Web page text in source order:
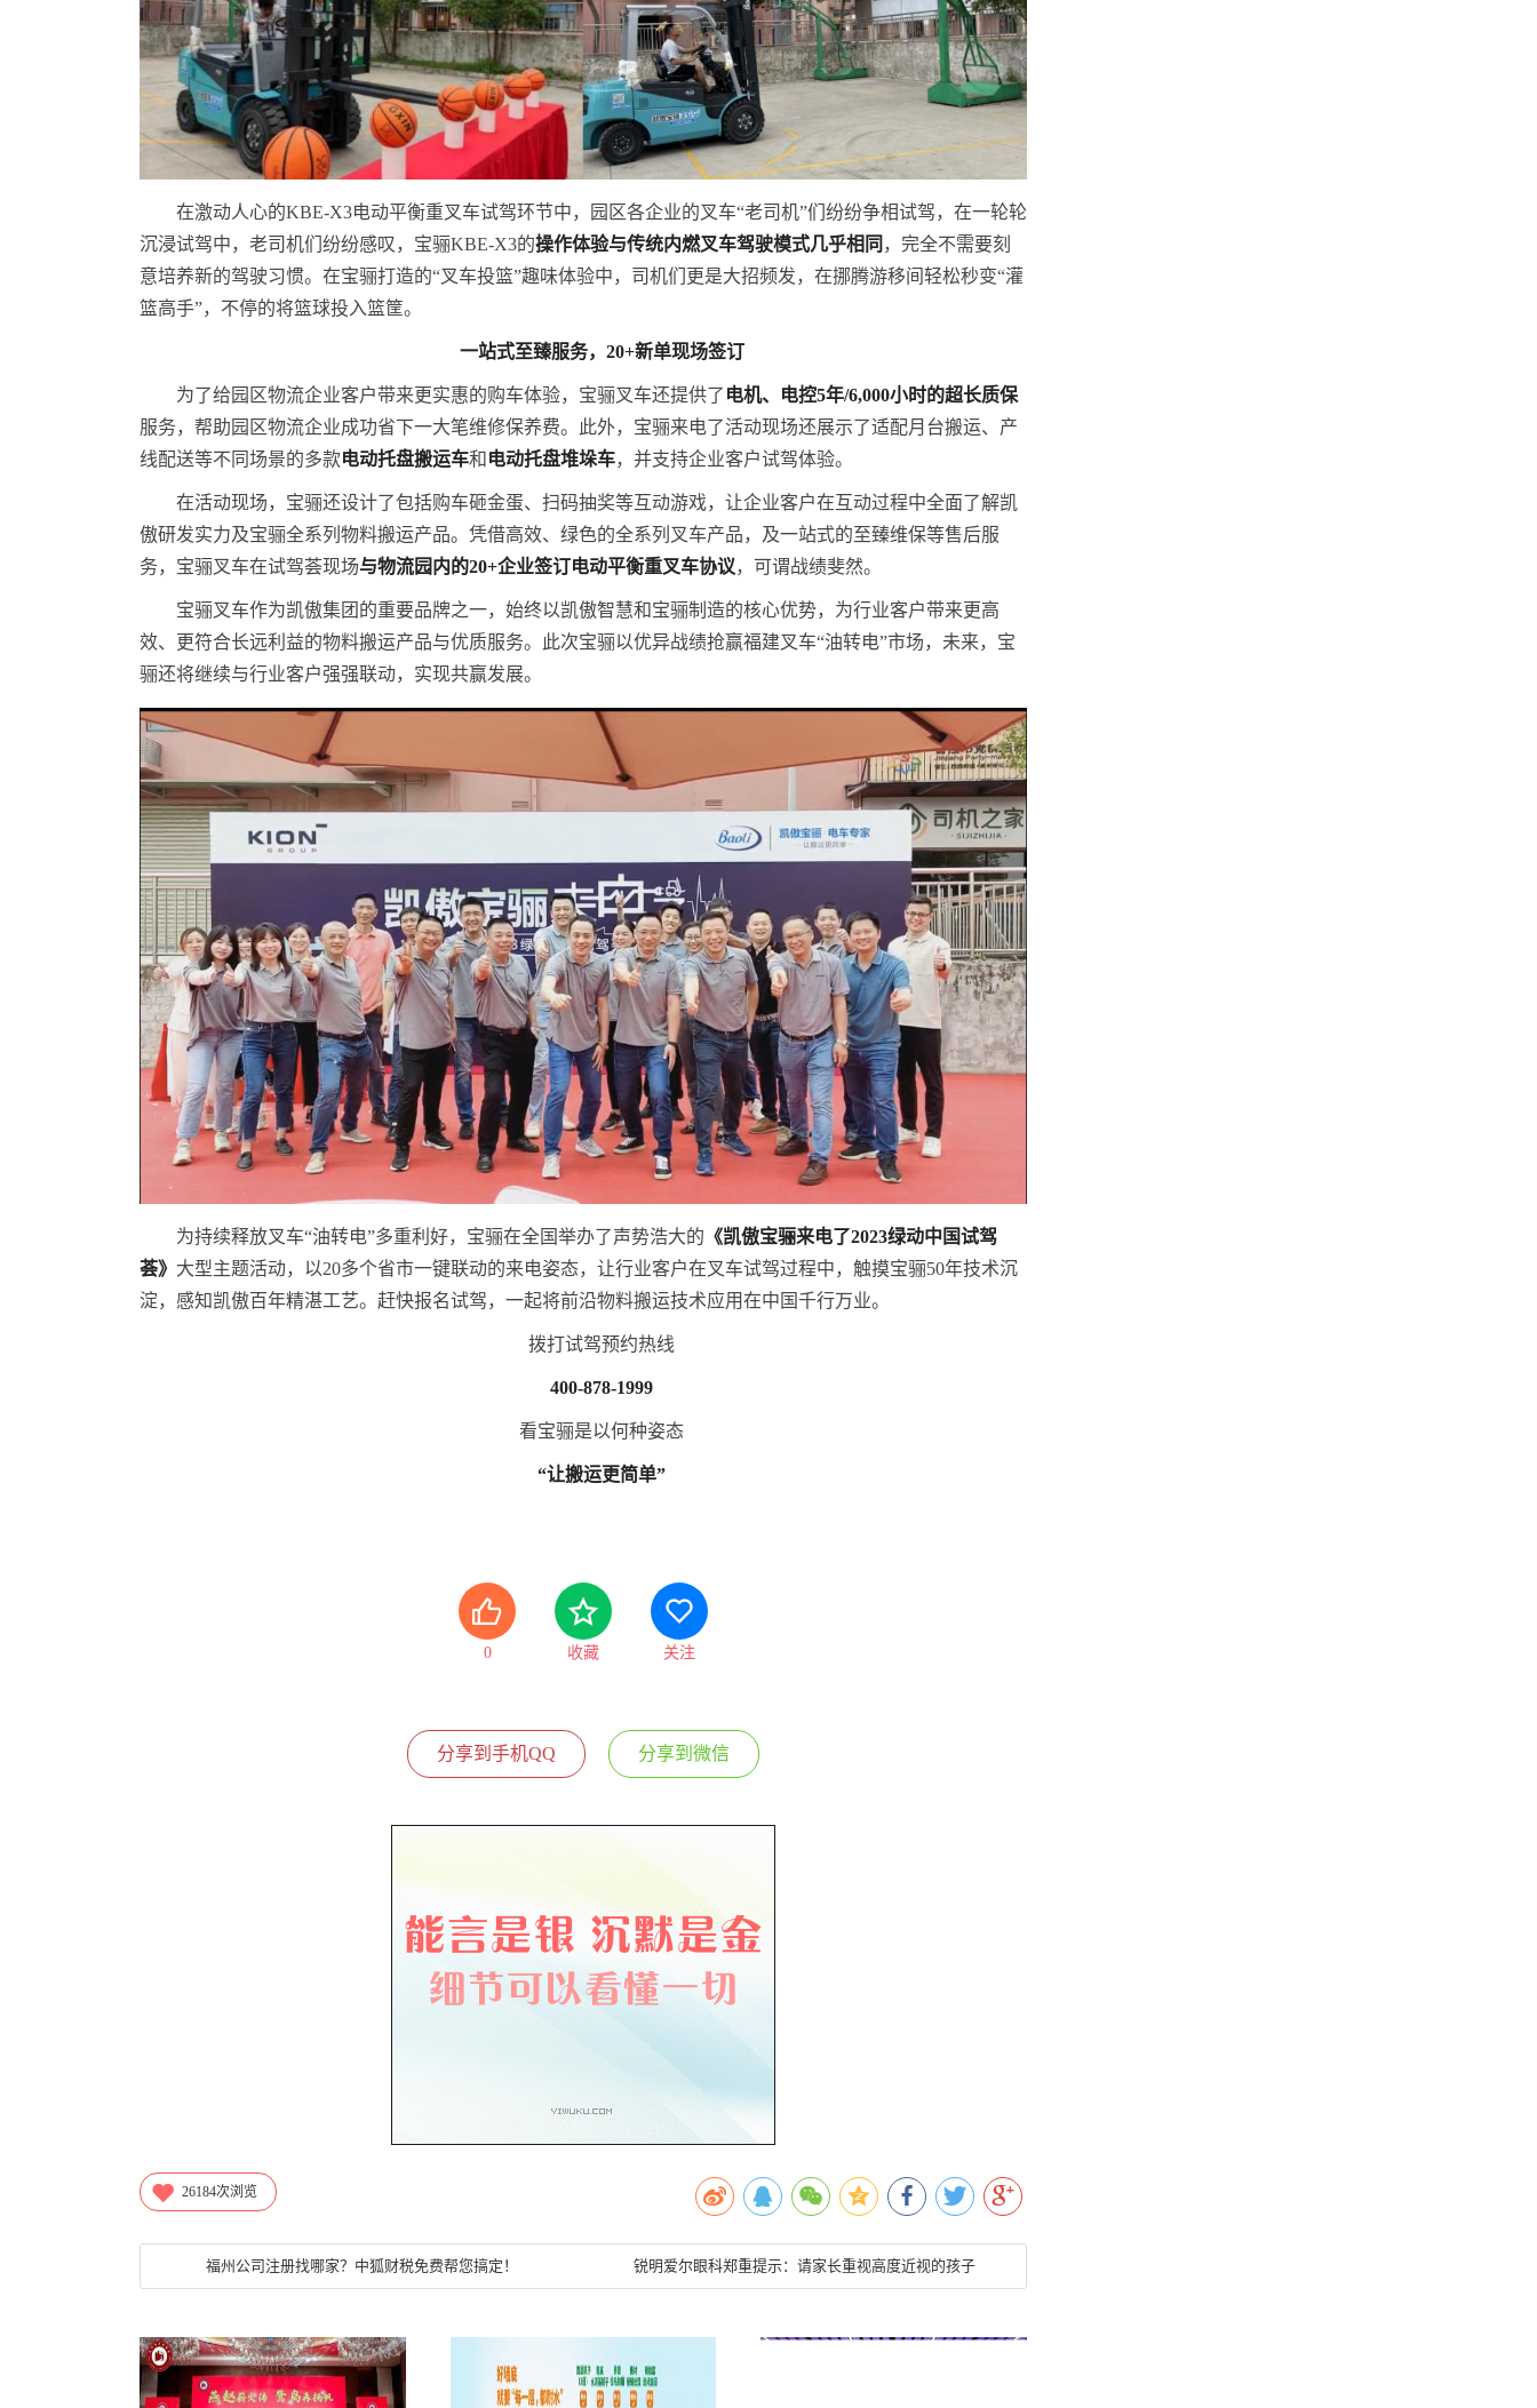
在激动人心的KBE-X3电动平衡重叉车试驾环节中，园区各企业的叉车“老司机”们纷纷争相试驾，在一轮轮
沉浸试驾中，老司机们纷纷感叹，宝骊KBE-X3的操作体验与传统内燃叉车驾驶模式几乎相同 ，完全不需要刻
意培养新的驾驶习惯。在宝骊打造的“叉车投篮”趣味体验中，司机们更是大招频发，在挪腾游移间轻松秒变“灌
篮高手”，不停的将篮球投入篮筐。
一站式至臻服务，20+新单现场签订
为了给园区物流企业客户带来更实惠的购车体验，宝骊叉车还提供了 电机、电控5年/6,000小时的超长质保
服务，帮助园区物流企业成功省下一大笔维修保养费。此外，宝骊来电了活动现场还展示了适配月台搬运、产
线配送等不同场景的多款电动托盘搬运车和 电动托盘堆垛车，并支持企业客户试驾体验。
在活动现场，宝骊还设计了包括购车砸金蛋、扫码抽奖等互动游戏，让企业客户在互动过程中全面了解凯
傲研发实力及宝骊全系列物料搬运产品。凭借高效、绿色的全系列叉车产品，及一站式的至臻维保等售后服
务，宝骊叉车在试驾荟现场与物流园内的20+企业签订电动平衡重叉车协议，可谓战绩斐然。
宝骊叉车作为凯傲集团的重要品牌之一，始终以凯傲智慧和宝骊制造的核心优势，为行业客户带来更高
效、更符合长远利益的物料搬运产品与优质服务。此次宝骊以优异战绩抢赢福建叉车“油转电”市场，未来，宝
骊还将继续与行业客户强强联动，实现共赢发展。
为持续释放叉车“油转电”多重利好，宝骊在全国举办了声势浩大的 《凯傲宝骊来电了2023绿动中国试驾
荟》 大型主题活动，以20多个省市一键联动的来电姿态，让行业客户在叉车试驾过程中，触摸宝骊50年技术沉
淀，感知凯傲百年精湛工艺。赶快报名试驾，一起将前沿物料搬运技术应用在中国千行万业。
拨打试驾预约热线
400-878-1999
看宝骊是以何种姿态
“让搬运更简单”
0 收藏 关注
分享到手机QQ 分享到微信
26184次浏览
福州公司注册找哪家？中狐财税免费帮您搞定！ 锐明爱尔眼科郑重提示：请家长重视高度近视的孩子